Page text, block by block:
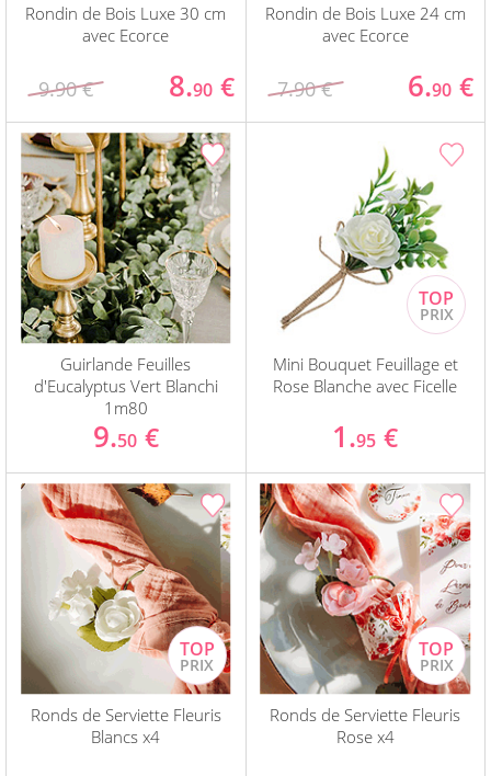
Rondin de Bois Luxe 30 cm
avec Ecorce
9.90 € 8.90 €
Rondin de Bois Luxe 24 cm
avec Ecorce
7.90 € 6.90 €
Guirlande Feuilles
d'Eucalyptus Vert Blanchi
1m80
9.50 €
Mini Bouquet Feuillage et
Rose Blanche avec Ficelle
1.95 €
Ronds de Serviette Fleuris
Blancs x4
Ronds de Serviette Fleuris
Rose x4